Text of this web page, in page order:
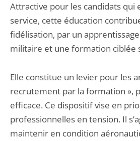
Attractive pour les candidats qui
service, cette éducation
fidélisation, par un
militaire et une formation ciblée
Elle constitue un levier pour les
recrutement par la formation »,
efficace. Ce dispositif vise en
professionnelles en tension. Il
maintenir en condition